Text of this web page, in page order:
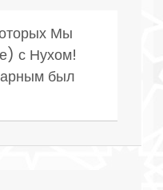
Мы
с Нухом!
был